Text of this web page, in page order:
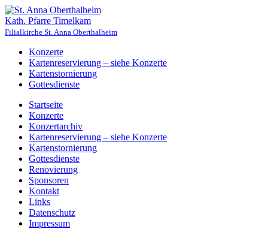
Kath. Pfarre Timelkam
Filialkirche St. Anna Oberthalheim
Konzerte
Kartenreservierung – siehe Konzerte
Kartenstornierung
Gottesdienste
Startseite
Konzerte
Konzertarchiv
Kartenreservierung – siehe Konzerte
Kartenstornierung
Gottesdienste
Renovierung
Sponsoren
Kontakt
Links
Datenschutz
Impressum